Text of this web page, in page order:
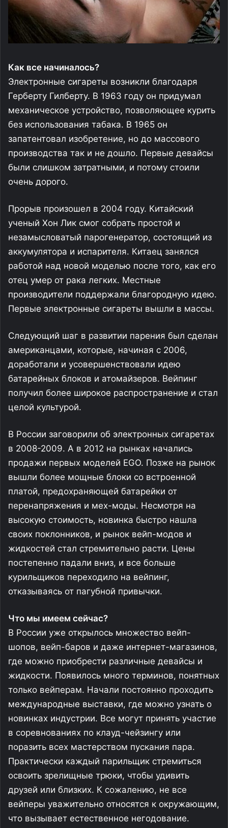
Как все начиналось?
Электронные сигареты возникли благодаря
Герберту Гилберту. В 1963 году он придумал
механическое устройство, позволяющее курить
без использования табака. В 1965 он
запатентовал изобретение, но до массового
производства так и не дошло. Первые девайсы
были слишком затратными, и потому стоили
очень дорого.
Прорыв произошел в 2004 году. Китайский
ученый Хон Лик смог собрать простой и
незамысловатый парогенератор, состоящий из
аккумулятора и испарителя. Китаец занялся
работой над новой моделью после того, как его
отец умер от рака легких. Местные
производители поддержали благородную идею.
Первые электронные сигареты вышли в массы.
Следующий шаг в развитии парения был сделан
американцами, которые, начиная с 2006,
доработали и усовершенствовали идею
батарейных блоков и атомайзеров. Вейпинг
получил более широкое распространение и стал
целой культурой.
В России заговорили об электронных сигаретах
в 2008-2009. А в 2012 на рынках начались
продажи первых моделей EGO. Позже на рынок
вышли более мощные блоки со встроенной
платой, предохраняющей батарейки от
перенапряжения и мех-моды. Несмотря на
высокую стоимость, новинка быстро нашла
своих поклонников, и рынок вейп-модов и
жидкостей стал стремительно расти. Цены
постепенно падали вниз, и все больше
курильщиков переходило на вейпинг,
отказываясь от пагубной привычки.
Что мы имеем сейчас?
В России уже открылось множество вейп-
шопов, вейп-баров и даже интернет-магазинов,
где можно приобрести различные девайсы и
жидкости. Появилось много терминов, понятных
только вейперам. Начали постоянно проходить
международные выставки, где можно узнать о
новинках индустрии. Все могут принять участие
в соревнованиях по клауд-чейзингу или
поразить всех мастерством пускания пара.
Практически каждый парильщик стремиться
освоить зрелищные трюки, чтобы удивить
друзей или близких. К сожалению, не все
вейперы уважительно относятся к окружающим,
что вызывает естественное негодование.